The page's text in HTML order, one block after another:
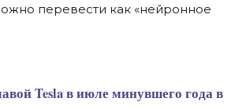
перевести как «нейронное
Tesla в июле минувшего года в